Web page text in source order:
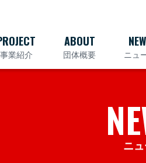
事業紹介
ABOUT
団体概要 ニュ
ニ